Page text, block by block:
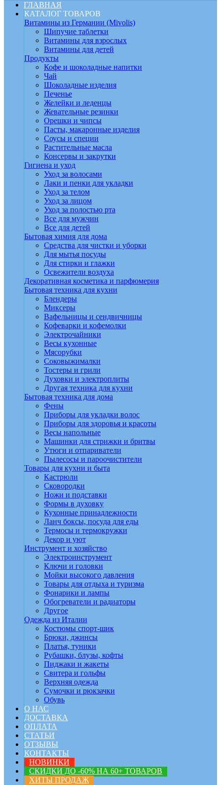
ГЛАВНАЯ
КАТАЛОГ ТОВАРОВ
Витамины из Германии (Mivolis)
Шипучие таблетки
Витамины для взрослых
Витамины для детей
Продукты
Кофе и шоколадные напитки
Чай
Шоколадные изделия
Печенье
Желейки и леденцы
Жевательные резинки
Орешки и чипсы
Пасты, макаронные изделия
Соусы и специи
Растительные масла
Консервы и закрутки
Гигиена и уход
Уход за волосами
Лаки и пенки для укладки
Уход за телом
Уход за лицом
Уход за полостью рта
Все для мужчин
Все для детей
Бытовая химия для дома
Средства для чистки и уборки
Для мытья посуды
Для стирки и глажки
Освежители воздуха
Декоративная косметика и парфюмерия
Бытовая техника для кухни
Блендеры
Миксеры
Вафельницы и сендвичницы
Кофеварки и кофемолки
Электрочайники
Весы кухонные
Мясорубки
Соковыжималки
Тостеры и грили
Духовки и электроплиты
Другая техника для кухни
Бытовая техника для дома
Фены
Приборы для укладки волос
Приборы для здоровья и красоты
Весы напольные
Машинки для стрижки и бритвы
Утюги и отпариватели
Пылесосы и пароочистители
Товары для кухни и быта
Кастрюли
Сковородки
Ножи и подставки
Формы в духовку
Кухонные принадлежности
Ланч боксы, посуда для еды
Термосы и термокружки
Декор и уют
Инструмент и хозяйство
Электроинструмент
Ключи и головки
Мойки высокого давления
Товары для отдыха и туризма
Фонарики и лампы
Обогреватели и радиаторы
Другое
Одежда из Италии
Костюмы спорт-шик
Брюки, джинсы
Платья, туники
Рубашки, блузы, кофты
Пиджаки и жакеты
Свитера и гольфы
Верхняя одежда
Сумочки и рюкзачки
Обувь
О НАС
ДОСТАВКА
ОПЛАТА
СТАТЬИ
ОТЗЫВЫ
КОНТАКТЫ
НОВИНКИ
СКИДКИ ДО -60% НА 60+ ТОВАРОВ
ХИТЫ ПРОДАЖ